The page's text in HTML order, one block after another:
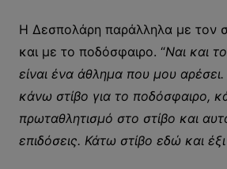
Η Δεσπολάρη παράλληλα με τον
και με το ποδόσφαιρο. “Ναι και
είναι ένα άθλημα που μου
κάνω στίβο για το ποδόσφαιρο,
πρωταθλητισμό στο στίβο και
επιδόσεις. Κάτω στίβο εδώ και